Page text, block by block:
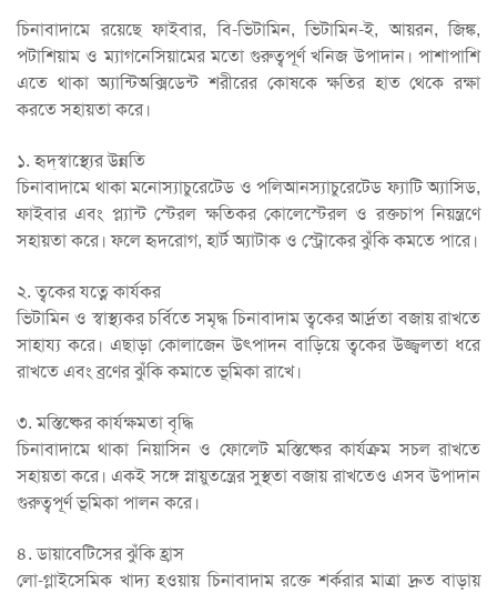
চিনাবাদামে রয়েছে ফাইবার, বি-ভিটামিন, ভিটামিন-ই, আয়রন, জিঙ্ক,
পটাশিয়াম ও ম্যাগনেসিয়ামের মতো গুরুত্বপূর্ণ খনিজ উপাদান। পাশাপাশি
এতে থাকা অ্যান্টিঅক্সিডেন্ট শরীরের কোষকে ক্ষতির হাত থেকে রক্ষা
করতে সহায়তা করে।
১. হৃদ্‌স্বাস্থ্যের উন্নতি
চিনাবাদামে থাকা মনোস্যাচুরেটেড ও পলিআনস্যাচুরেটেড ফ্যাটি অ্যাসিড,
ফাইবার এবং প্ল্যান্ট স্টেরল ক্ষতিকর কোলেস্টেরল ও রক্তচাপ নিয়ন্ত্রণে
সহায়তা করে। ফলে হৃদরোগ, হার্ট অ্যাটাক ও স্ট্রোকের ঝুঁকি কমতে পারে।
২. ত্বকের যত্নে কার্যকর
ভিটামিন ও স্বাস্থ্যকর চর্বিতে সমৃদ্ধ চিনাবাদাম ত্বকের আর্দ্রতা বজায় রাখতে
সাহায্য করে। এছাড়া কোলাজেন উৎপাদন বাড়িয়ে ত্বকের উজ্জ্বলতা ধরে
রাখতে এবং ব্রণের ঝুঁকি কমাতে ভূমিকা রাখে।
৩. মস্তিষ্কের কার্যক্ষমতা বৃদ্ধি
চিনাবাদামে থাকা নিয়াসিন ও ফোলেট মস্তিষ্কের কার্যক্রম সচল রাখতে
সহায়তা করে। একই সঙ্গে স্নায়ুতন্ত্রের সুস্থতা বজায় রাখতেও এসব উপাদান
গুরুত্বপূর্ণ ভূমিকা পালন করে।
৪. ডায়াবেটিসের ঝুঁকি হ্রাস
লো-গ্লাইসেমিক খাদ্য হওয়ায় চিনাবাদাম রক্তে শর্করার মাত্রা দ্রুত বাড়ায়